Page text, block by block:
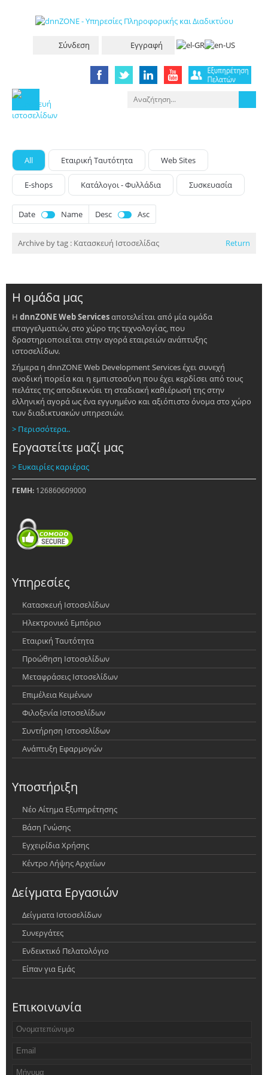
Σύνδεση Εγγραφή
All Eταιρική Tαυτότητα Web Sites
E-shops Κατάλογοι - Φυλλάδια Συσκευασία
Date Name Desc Asc
Archive by tag : Κατασκευή Ιστοσελίδας Return
LIFE-
IP
ADAPTINGR
Έργο
την
κλιματική
αλλαγή
Η ομάδα μας
Η dnnZONE Web Servicesαποτελείται από μία ομάδα
επαγγελματιών, στο χώρο της τεχνολογίας, που
δραστηριοποιείται στην αγορά εταιρειών ανάπτυξης
ιστοσελίδων.
Σήμερα η dnnZONE Web Development Services έχει συνεχή
ανοδική πορεία και η εμπιστοσύνη που έχει κερδίσει από τους
πελάτες της αποδεικνύει τη σταδιακή καθιέρωσή της στην
ελληνική αγορά ως ένα εγγυημένο και αξιόπιστο όνομα στο χώρο
των διαδικτυακών υπηρεσιών.
> Περισσότερα..
Εργαστείτε μαζί μας
> Ευκαιρίες καριέρας
ΓΕΜΗ: 126860609000
Υπηρεσίες
Κατασκευή Ιστοσελίδων
Ηλεκτρονικό Εμπόριο
Εταιρική Ταυτότητα
Προώθηση Ιστοσελίδων
Μεταφράσεις Ιστοσελίδων
Επιμέλεια Κειμένων
Φιλοξενία Ιστοσελίδων
Συντήρηση Ιστοσελίδων
Ανάπτυξη Εφαρμογών
Υποστήριξη
Νέο Αίτημα Εξυπηρέτησης
Βάση Γνώσης
Εγχειρίδια Χρήσης
Κέντρο Λήψης Αρχείων
Δείγματα Εργασιών
Δείγματα Ιστοσελίδων
Συνεργάτες
Ενδεικτικό Πελατολόγιο
Είπαν για Εμάς
Επικοινωνία